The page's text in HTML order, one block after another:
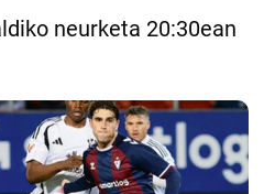
neurketa 20:30ean